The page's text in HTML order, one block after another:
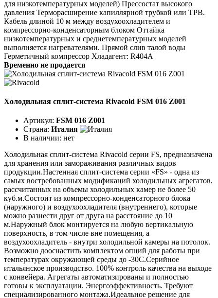
для низкотемпературных моделей) Прессостат высокого
давления Терморасширение капиллярной трубкой или ТРВ.
Кабель длиной 10 м между воздухоохладителем и
компрессорно-конденсаторным блоком Оттайка
низкотемпературных и среднетемпературных моделей
выполняется нагревателями. Прямой слив талой воды
Герметичный компрессор Хладагент: R404A
Временно не продается
Холодильная сплит-система Rivacold FSM 016 Z001
Артикул: FSM 016 Z001
Страна: Италия
В наличии: нет
Холодильная сплит-система Rivacold серии FS, предназначена
для хранения или замораживания различных видов
продукции.Настенная сплит-система серии «FS» - одна из
самых востребованных модификаций холодильных агрегатов,
рассчитанных на объемы холодильных камер не более 50
куб.м.Состоит из компрессорно-конденсаторного блока
(наружного) и воздухоохладителя (внутреннего), которые
можно разнести друг от друга на расстояние до 10
м.Наружный блок монтируется на любую вертикальную
поверхность, в том числе вне помещения, а
воздухоохладитель - внутри холодильной камеры на потолок.
Возможно дооснастить комплектом опций для работы при
температурах окружающей среды до -30С.Серийное
итальянское производство. 100% контроль качества на выходе
с конвейера. Агрегаты автоматизированы и полностью
готовы к эксплуатации. Энергоэффективность. Требуют
специализированного монтажа.Идеальное решение для